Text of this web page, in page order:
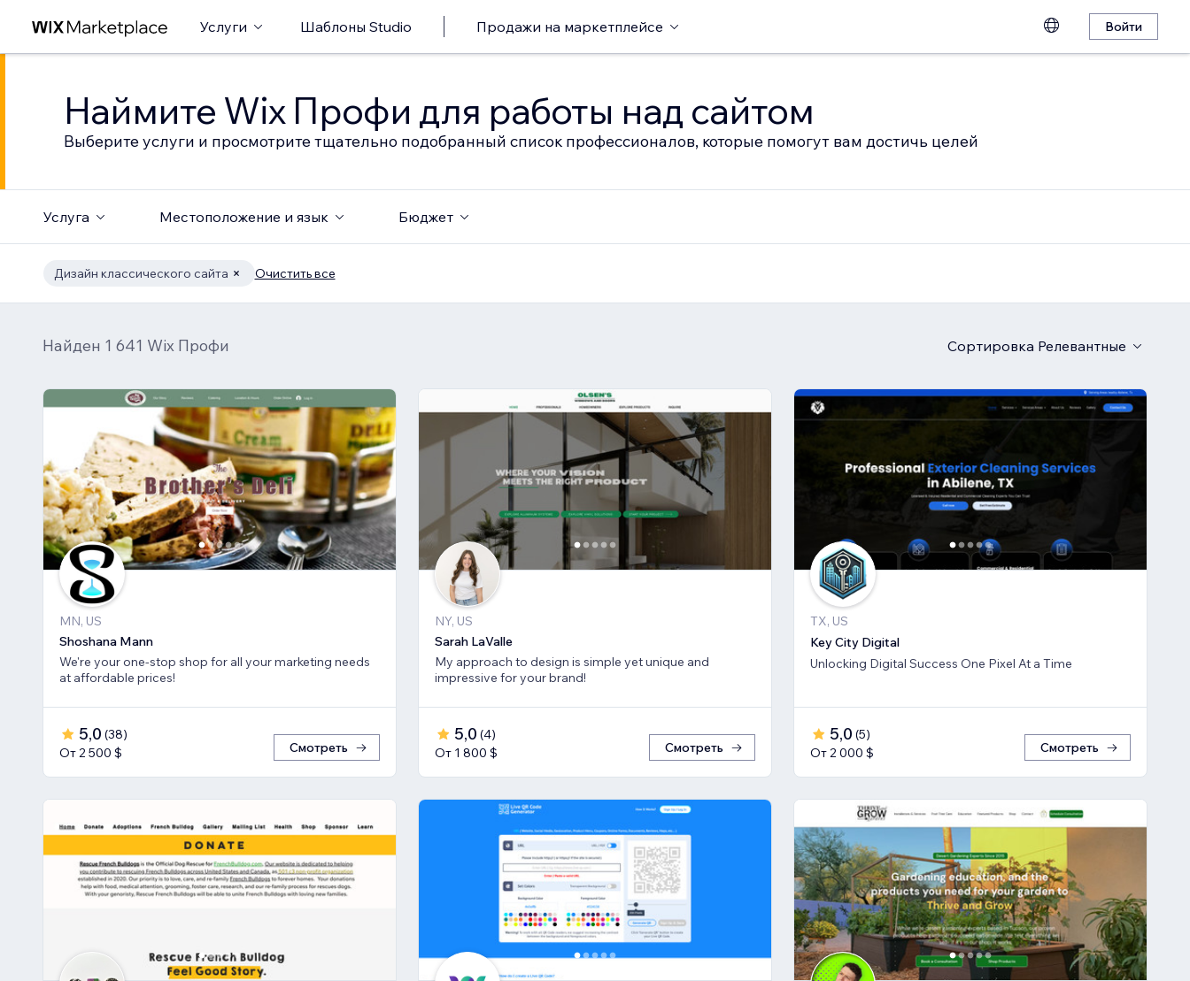
Услуги Шаблоны Studio Продажи на маркетплейсе Войти
Наймите Wix Профи для работы над сайтом
Выберите услуги и просмотрите тщательно подобранный список профессионалов, которые помогут вам достичь целей
Услуга Местоположение и язык Бюджет
Дизайн классического сайта Очистить все
Найден 1 641 Wix Профи Сортировка Релевантные
MN, US
Shoshana Mann
We're your one-stop shop for all your marketing needs
at affordable prices!
5,0 (38)
От 2 500 $
Смотреть
NY, US
Sarah LaValle
My approach to design is simple yet unique and
impressive for your brand!
5,0 (4)
От 1 800 $
Смотреть
TX, US
Key City Digital
Unlocking Digital Success One Pixel At a Time
5,0 (5)
От 2 000 $
Смотреть